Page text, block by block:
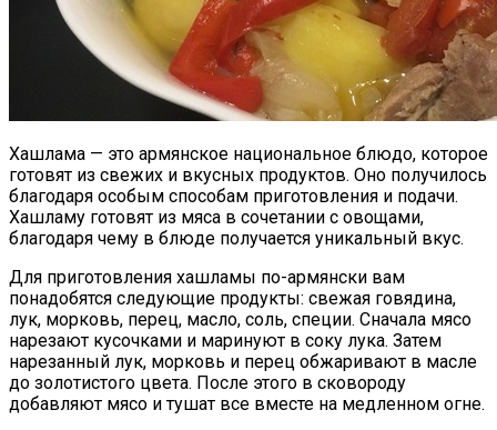
Хашлама — это армянское национальное блюдо, которое
готовят из свежих и вкусных продуктов. Оно получилось
благодаря особым способам приготовления и подачи.
Хашламу готовят из мяса в сочетании с овощами,
благодаря чему в блюде получается уникальный вкус.
Для приготовления хашламы по-армянски вам
понадобятся следующие продукты: свежая говядина,
лук, морковь, перец, масло, соль, специи. Сначала мясо
нарезают кусочками и маринуют в соку лука. Затем
нарезанный лук, морковь и перец обжаривают в масле
до золотистого цвета. После этого в сковороду
добавляют мясо и тушат все вместе на медленном огне.